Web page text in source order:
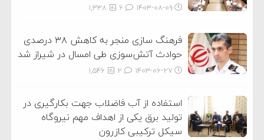
۱۴۰۳-۰۸-۰۹ 1,338
فرهنگ سازی منجر به کاهش ۳۸ درصدی
حوادث آتش‌سوزی طی امسال در شیراز شد
۱۴۰۳-۰۶-۲۷ 1,546
استفاده از آب فاضلاب جهت بکارگیری در
تولید برق یکی از اهداف مهم نیروگاه
سیکل ترکیبی کازرون